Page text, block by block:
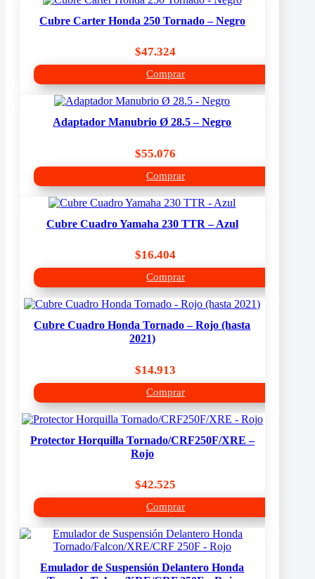
Cubre Carter Honda 250 Tornado – Negro
$47.324
Comprar
Adaptador Manubrio Ø 28.5 – Negro
$55.076
Comprar
Cubre Cuadro Yamaha 230 TTR – Azul
$16.404
Comprar
Cubre Cuadro Honda Tornado – Rojo (hasta
2021)
$14.913
Comprar
Protector Horquilla Tornado/CRF250F/XRE –
Rojo
$42.525
Comprar
Emulador de Suspensión Delantero Honda